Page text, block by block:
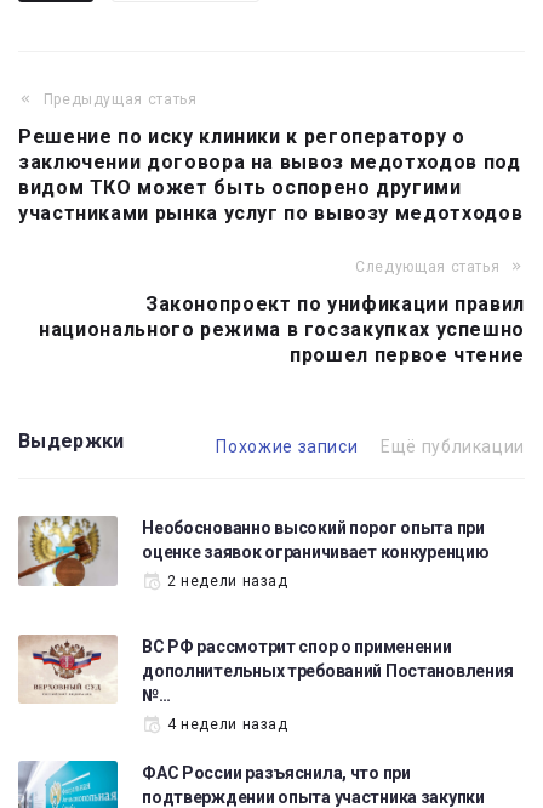
Навигация
по
записям
Предыдущая статья
Решение по иску клиники к регоператору о
заключении договора на вывоз медотходов под
видом ТКО может быть оспорено другими
участниками рынка услуг по вывозу медотходов
Следующая статья
Законопроект по унификации правил
национального режима в госзакупках успешно
прошел первое чтение
Выдержки Похожие записи Ещё публикации
Необоснованно высокий порог опыта при
оценке заявок ограничивает конкуренцию
2 недели назад
ВС РФ рассмотрит спор о применении
дополнительных требований Постановления
№…
4 недели назад
ФАС России разъяснила, что при
подтверждении опыта участника закупки